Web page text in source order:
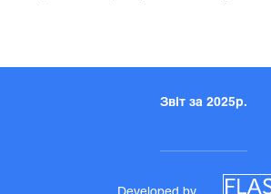
Звіт за 2025р.
Developed by